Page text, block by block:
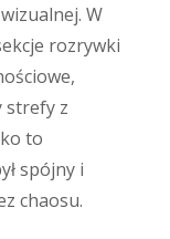
W
rozrywki
strefy z
to
spójny i
chaosu.